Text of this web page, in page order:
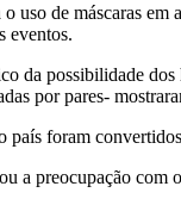
de máscaras em
eventos.
da possibilidade
por pares-
foram
a preocupação com